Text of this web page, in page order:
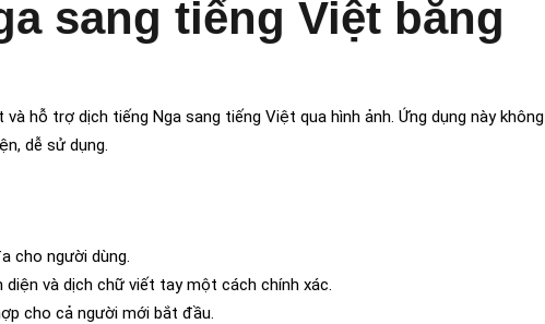
sang tiếng Việt bằng
và hỗ trợ dịch tiếng Nga sang tiếng Việt qua hình ảnh. Ứng dụng này không
dễ sử dụng.
cho người dùng.
và dịch chữ viết tay một cách chính xác.
cho cả người mới bắt đầu.